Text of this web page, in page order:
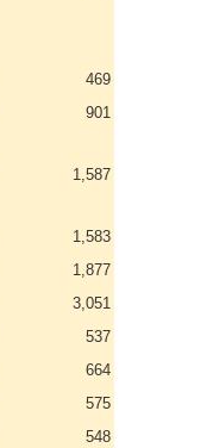
469
901
1,587
1,583
1,877
3,051
537
664
575
548